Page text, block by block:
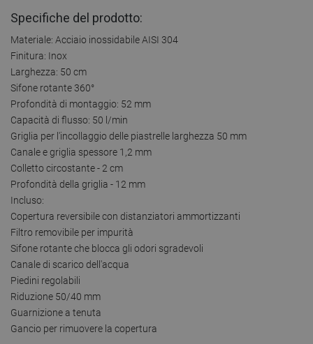
Specifiche del prodotto:
Materiale: Acciaio inossidabile AISI 304
Finitura: Inox
Larghezza: 50 cm
Sifone rotante 360°
Profondità di montaggio: 52 mm
Capacità di flusso: 50 l/min
Griglia per l'incollaggio delle piastrelle larghezza 50 mm
Canale e griglia spessore 1,2 mm
Colletto circostante - 2 cm
Profondità della griglia - 12 mm
Incluso:
Copertura reversibile con distanziatori ammortizzanti
Filtro removibile per impurità
Sifone rotante che blocca gli odori sgradevoli
Canale di scarico dell'acqua
Piedini regolabili
Riduzione 50/40 mm
Guarnizione a tenuta
Gancio per rimuovere la copertura